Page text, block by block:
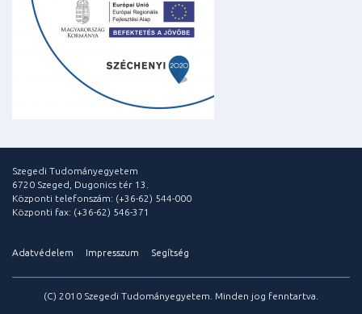
Szegedi Tudományegyetem
6720 Szeged, Dugonics tér 13.
Központi telefonszám: (+36-62) 544-000
Központi fax: (+36-62) 546-371
Adatvédelem Impresszum Segítség
(C) 2010 Szegedi Tudományegyetem. Minden jog fenntartva.